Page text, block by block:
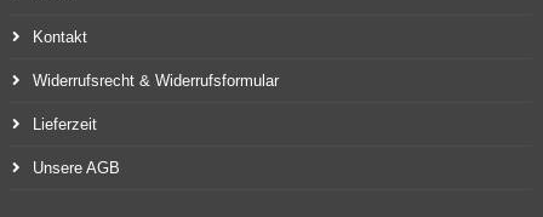
Kontakt
Widerrufsrecht & Widerrufsformular
Lieferzeit
Unsere AGB